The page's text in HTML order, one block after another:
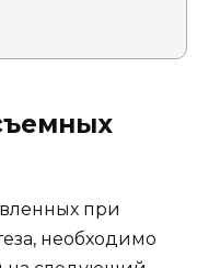
при
необходимо